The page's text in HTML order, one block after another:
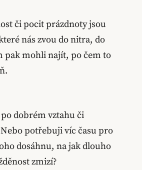
či pocit prázdnoty jsou
nás zvou do nitra, do
pak mohli najít, po čem to
dobrém vztahu či
potřebuji víc času pro
dosáhnu, na jak dlouho
zmizí?